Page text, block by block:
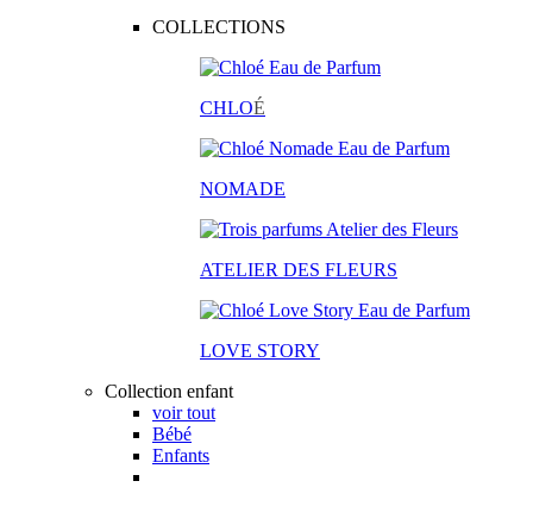
COLLECTIONS
CHLOÉ
NOMADE
ATELIER DES FLEURS
LOVE STORY
Collection enfant
voir tout
Bébé
Enfants